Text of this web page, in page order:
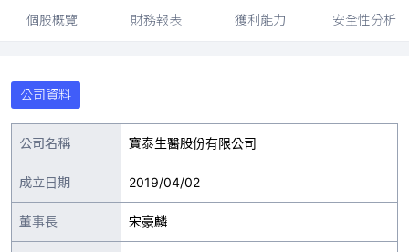
個股概覽 財務報表 獲利能力 安全性分析
公司資料
公司名稱 寶泰生醫股份有限公司
成立日期 2019/04/02
董事長 宋豪麟